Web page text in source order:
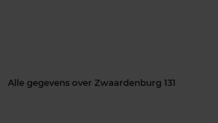
Alle gegevens over Zwaardenburg 131